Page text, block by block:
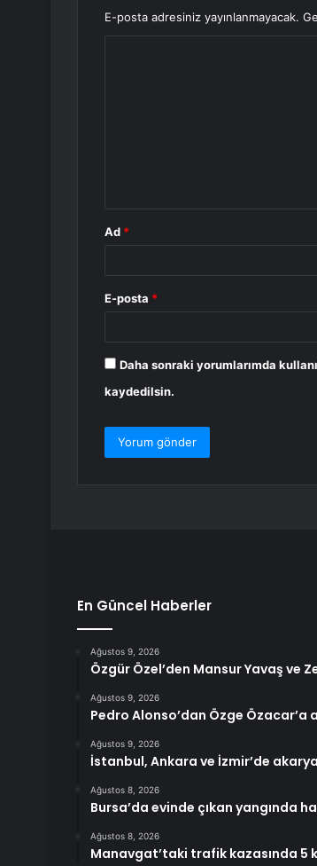
E-posta adresiniz yayınlanmayacak.
Ad *
E-posta *
Daha sonraki yorumlarımda
kaydedilsin.
En Güncel Haberler
Ağustos 9, 2026
Özgür Özel’den Mansur Yavaş ve
Ağustos 9, 2026
Pedro Alonso’dan Özge Özacar’a
Ağustos 9, 2026
İstanbul, Ankara ve İzmir’de
Ağustos 8, 2026
Bursa’da evinde çıkan yangında
Ağustos 8, 2026
Manavgat’taki trafik kazasında 5